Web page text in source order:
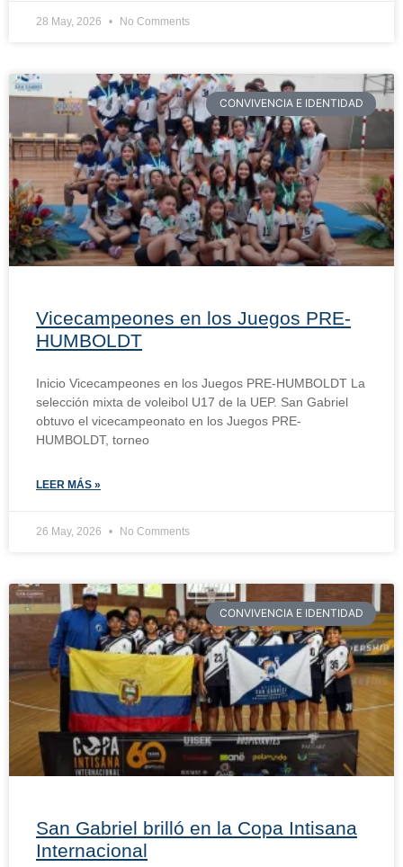
28 May, 2026 No Comments
CONVIVENCIA E IDENTIDAD
Vicecampeones en los Juegos PRE-
HUMBOLDT
Inicio Vicecampeones en los Juegos PRE-HUMBOLDT La
selección mixta de voleibol U17 de la UEP. San Gabriel
obtuvo el vicecampeonato en los Juegos PRE-
HUMBOLDT, torneo
LEER MÁS »
26 May, 2026 No Comments
CONVIVENCIA E IDENTIDAD
San Gabriel brilló en la Copa Intisana
Internacional